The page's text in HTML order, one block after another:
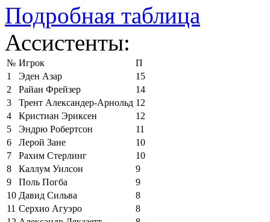
Подробная таблица
Ассистенты:
№ Игрок
П
1
Эден Азар
15
2
Райан Фрейзер
14
3
Трент Александер-Арнольд 12
4
Кристиан Эриксен
12
5
Эндрю Робертсон
11
6
Лерой Зане
10
7
Рахим Стерлинг
10
8
Каллум Уилсон
9
9
Поль Погба
9
10 Давид Сильва
8
11 Серхио Агуэро
8